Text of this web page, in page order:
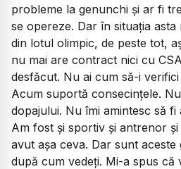
probleme la genunchi şi ar fi
se opereze. Dar în situaţia
din lotul olimpic, de peste tot,
nu mai are contract nici cu
desfăcut. Nu ai cum să-i
Acum suportă consecinţele.
dopajului. Nu îmi amintesc să
Am fost şi sportiv şi antrenor
avut aşa ceva. Dar sunt aceste
după cum vedeţi. Mi-a spus că